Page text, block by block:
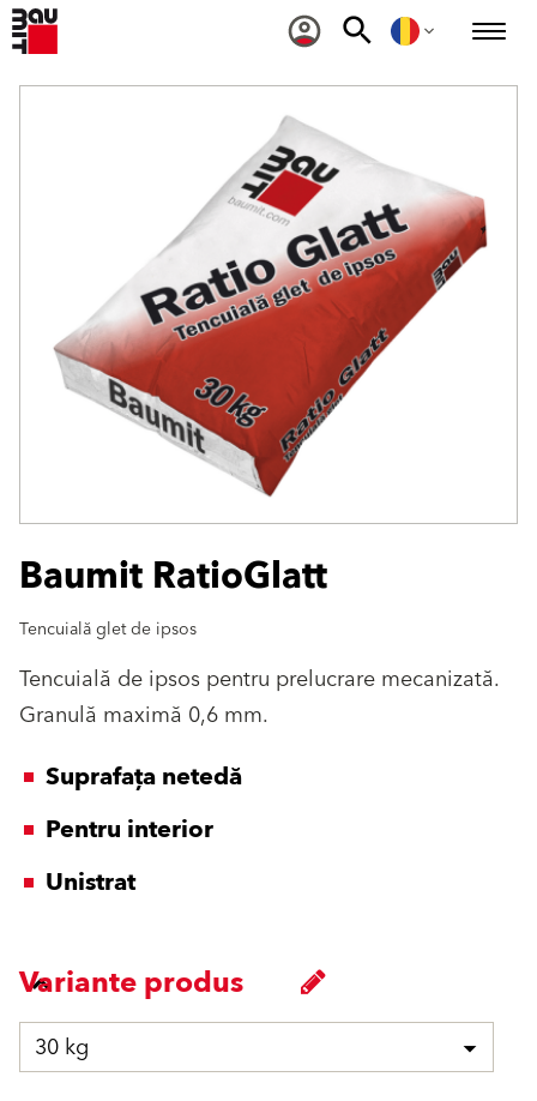
Baumit RatioGlatt
Tencuială glet de ipsos
Tencuială de ipsos pentru prelucrare mecanizată.
Granulă maximă 0,6 mm.
Suprafața netedă
Pentru interior
Unistrat
Variante produs
30 kg